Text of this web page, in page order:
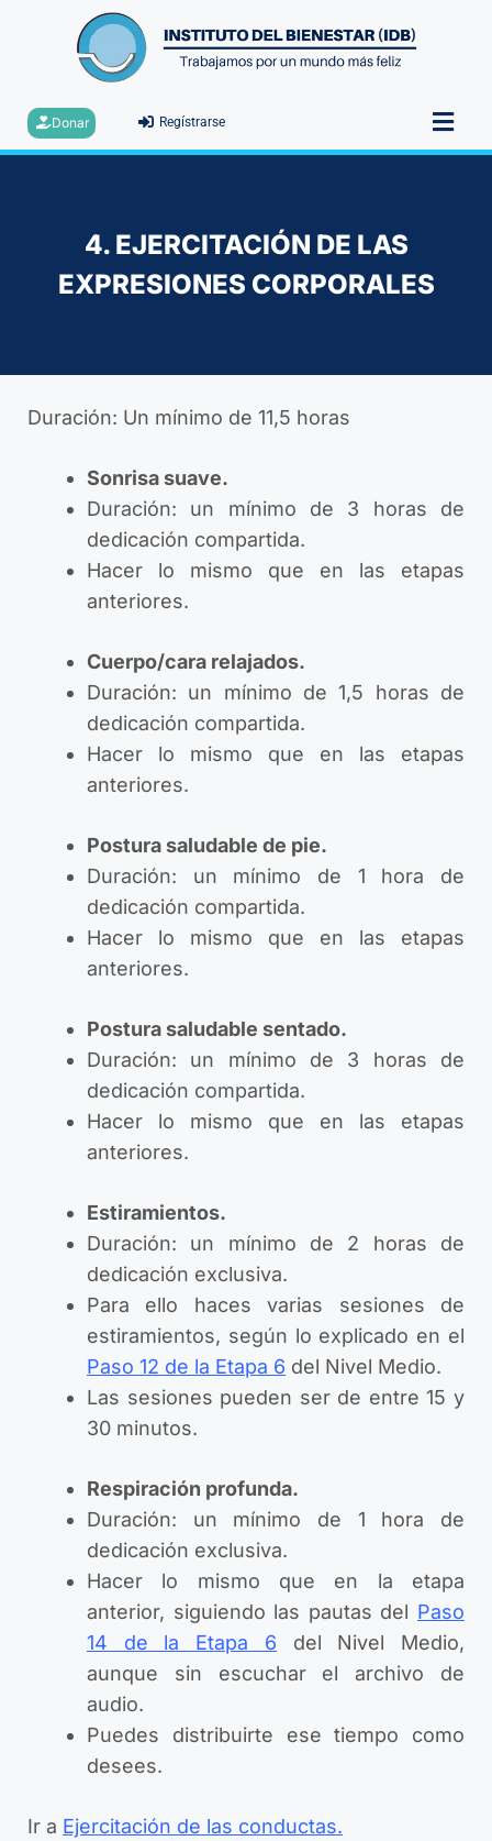
Donar Regístrarse
4. EJERCITACIÓN DE LAS
EXPRESIONES CORPORALES
Duración: Un mínimo de 11,5 horas
Sonrisa suave.
Duración: un mínimo de 3 horas de
dedicación compartida.
Hacer lo mismo que en las etapas
anteriores.
Cuerpo/cara relajados.
Duración: un mínimo de 1,5 horas de
dedicación compartida.
Hacer lo mismo que en las etapas
anteriores.
Postura saludable de pie.
Duración: un mínimo de 1 hora de
dedicación compartida.
Hacer lo mismo que en las etapas
anteriores.
Postura saludable sentado.
Duración: un mínimo de 3 horas de
dedicación compartida.
Hacer lo mismo que en las etapas
anteriores.
Estiramientos.
Duración: un mínimo de 2 horas de
dedicación exclusiva.
Para ello haces varias sesiones de
estiramientos, según lo explicado en el
Paso 12 de la Etapa 6 del Nivel Medio.
Las sesiones pueden ser de entre 15 y
30 minutos.
Respiración profunda.
Duración: un mínimo de 1 hora de
dedicación exclusiva.
Hacer lo mismo que en la etapa
anterior, siguiendo las pautas del Paso
14 de la Etapa 6 del Nivel Medio,
aunque sin escuchar el archivo de
audio.
Puedes distribuirte ese tiempo como
desees.
Ir a Ejercitación de las conductas.